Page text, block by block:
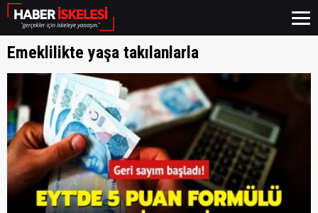
Emeklilikte yaşa takılanlarla